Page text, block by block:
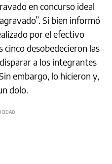
en concurso ideal
Si bien informó
por el efectivo
cinco desobedecieron las
a los integrantes
embargo, lo hicieron y,
dolo.